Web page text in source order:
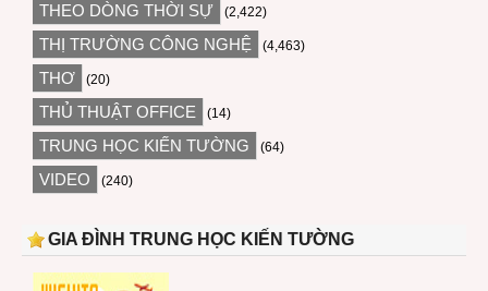
THEO DÒNG THỜI SỰ (2,422)
THỊ TRƯỜNG CÔNG NGHỆ (4,463)
THƠ (20)
THỦ THUẬT OFFICE (14)
TRUNG HỌC KIẾN TƯỜNG (64)
VIDEO (240)
GIA ĐÌNH TRUNG HỌC KIẾN TƯỜNG